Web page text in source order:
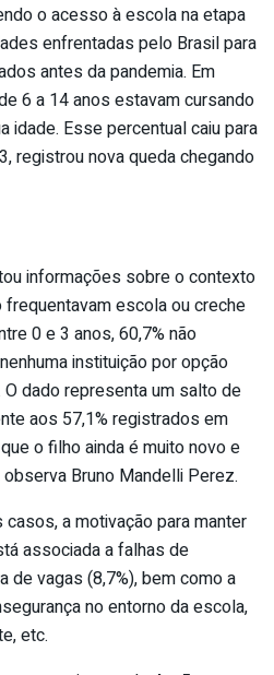
o acesso à escola na etapa
enfrentadas pelo Brasil para
antes da pandemia. Em
6 a 14 anos estavam cursando
idade. Esse percentual caiu para
registrou nova queda chegando
informações sobre o contexto
escola ou creche
0 e 3 anos, 60,7% não
instituição por opção
dado representa um salto de
aos 57,1% registrados em
o filho ainda é muito novo e
Bruno Mandelli Perez.
a motivação para manter
associada a falhas de
de vagas (8,7%), bem como a
no entorno da escola,
etc.